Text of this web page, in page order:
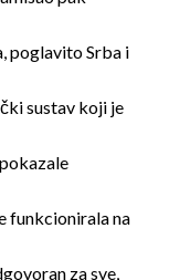
poglavito Srba i
sustav koji je
funkcionirala na
za sve,